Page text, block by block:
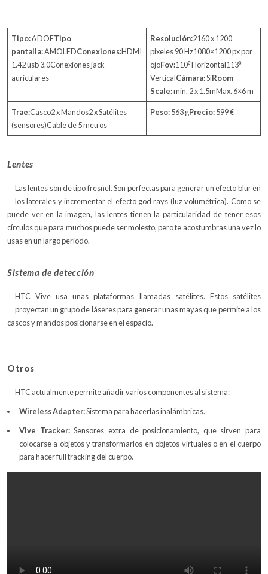
Tipo:6 DOFTipo
pantalla:AMOLEDConexiones:HDMI
1.42 usb 3.0Conexiones jack
auriculares
Resolución:2160 x 1200
pixeles 90 Hz1080×1200 px por
ojoFov:110⁰ Horizontal113⁰
VerticalCámara:SíRoom
Scale:min. 2 x 1.5mMax. 6×6 m
Trae:Casco2 x Mandos2 x Satélites
(sensores)Cable de 5 metros
Peso:563 gPrecio:599 €
Lentes
Las lentes son de tipo fresnel. Son perfectas para generar un efecto blur en
los laterales y incrementar el efecto god rays (luz volumétrica). Como se
puede ver en la imagen, las lentes tienen la particularidad de tener esos
círculos que para muchos puede ser molesto, pero te acostumbras una vez lo
usas en un largo periodo.
Sistema de detección
HTC Vive usa unas plataformas llamadas satélites. Estos satélites
proyectan un grupo de láseres para generar unas mayas que permite a los
cascos y mandos posicionarse en el espacio.
Otros
HTC actualmente permite añadir varios componentes al sistema:
Wireless Adapter:Sistema para hacerlas inalámbricas.
Vive Tracker:Sensores extra de posicionamiento, que sirven para
colocarse a objetos y transformarlos en objetos virtuales o en el cuerpo
para hacer full tracking del cuerpo.